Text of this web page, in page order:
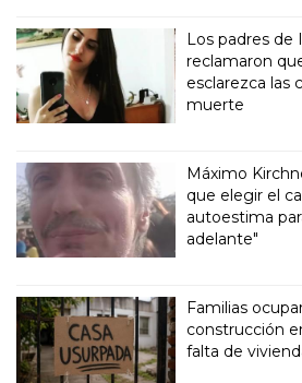
Los padres de
reclamaron
esclarezca las
muerte
Máximo
que elegir el
autoestima
adelante"
Familias
construcción
falta de